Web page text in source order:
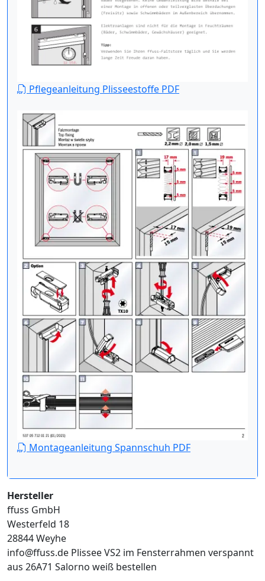
Pflegeanleitung Plisseestoffe PDF
Montageanleitung Spannschuh PDF
Hersteller
ffuss GmbH
Westerfeld 18
28844 Weyhe
info@ffuss.de Plissee VS2 im Fensterrahmen verspannt
aus 26A71 Salorno weiß bestellen